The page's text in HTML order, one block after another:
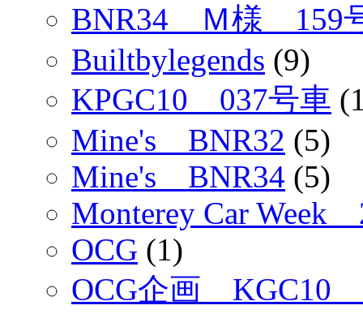
BNR34 Ｍ様 159
Builtbylegends (9)
KPGC10 037号車
Mine's BNR32 (5)
Mine's BNR34 (5)
Monterey Car Week
OCG (1)
OCG企画 KGC10